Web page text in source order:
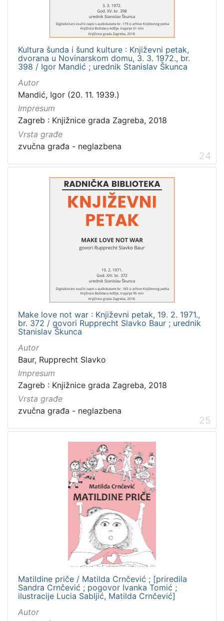
Kultura šunda i šund kulture : Književni petak,
dvorana u Novinarskom domu, 3. 3. 1972., br.
398 / Igor Mandić ; urednik Stanislav Škunca
Autor
Mandić, Igor (20. 11. 1939.)
Impresum
Zagreb : Knjižnice grada Zagreba, 2018
Vrsta građe
zvučna građa - neglazbena
24
Make love not war : Književni petak, 19. 2. 1971.,
br. 372 / govori Rupprecht Slavko Baur ; urednik
Stanislav Škunca
Autor
Baur, Rupprecht Slavko
Impresum
Zagreb : Knjižnice grada Zagreba, 2018
Vrsta građe
zvučna građa - neglazbena
25
Matildine priče / Matilda Crnčević ; [priredila
Sandra Crnčević ; pogovor Ivanka Tomić ;
ilustracije Lucia Sabljić, Matilda Crnčević]
Autor